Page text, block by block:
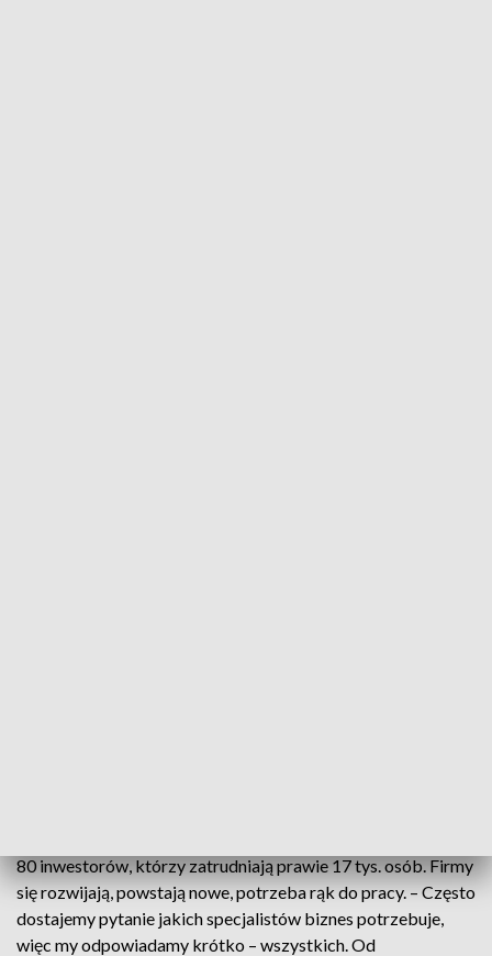
80 inwestorów, którzy zatrudniają prawie 17 tys. osób. Firmy
się rozwijają, powstają nowe, potrzeba rąk do pracy. – Często
dostajemy pytanie jakich specjalistów biznes potrzebuje,
więc my odpowiadamy krótko – wszystkich. Od